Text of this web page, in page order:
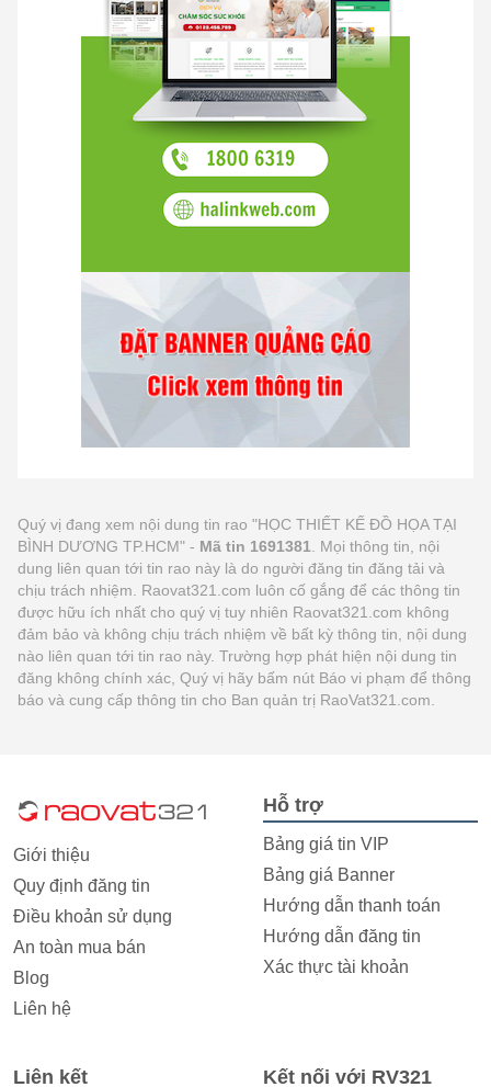
Quý vị đang xem nội dung tin rao "HỌC THIẾT KẾ ĐỒ HỌA TẠI
BÌNH DƯƠNG TP.HCM" - Mã tin 1691381 . Mọi thông tin, nội
dung liên quan tới tin rao này là do người đăng tin đăng tải và
chịu trách nhiệm. Raovat321.com luôn cố gắng để các thông tin
được hữu ích nhất cho quý vị tuy nhiên Raovat321.com không
đảm bảo và không chịu trách nhiệm về bất kỳ thông tin, nội dung
nào liên quan tới tin rao này. Trường hợp phát hiện nội dung tin
đăng không chính xác, Quý vị hãy bấm nút Báo vi phạm để thông
báo và cung cấp thông tin cho Ban quản trị RaoVat321.com.
Giới thiệu
Quy định đăng tin
Điều khoản sử dụng
An toàn mua bán
Blog
Liên hệ
Hỗ trợ
Bảng giá tin VIP
Bảng giá Banner
Hướng dẫn thanh toán
Hướng dẫn đăng tin
Xác thực tài khoản
Liên kết Kết nối với RV321